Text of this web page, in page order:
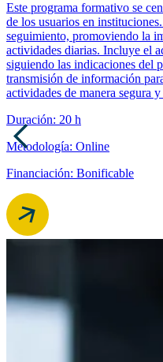
Este programa formativo se
de los usuarios en
seguimiento, promoviendo la
actividades diarias. Incluye el
siguiendo las indicaciones del
transmisión de información
actividades de manera segura
Duración: 20 h
Metodología: Online
Financiación: Bonificable